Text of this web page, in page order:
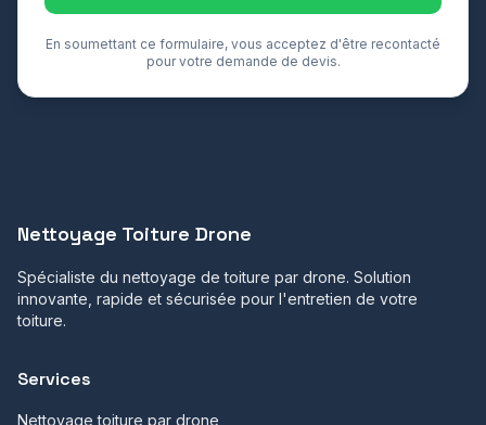
En soumettant ce formulaire, vous acceptez d'être recontacté
pour votre demande de devis.
Nettoyage Toiture Drone
Spécialiste du nettoyage de toiture par drone. Solution
innovante, rapide et sécurisée pour l'entretien de votre
toiture.
Services
Nettoyage toiture par drone